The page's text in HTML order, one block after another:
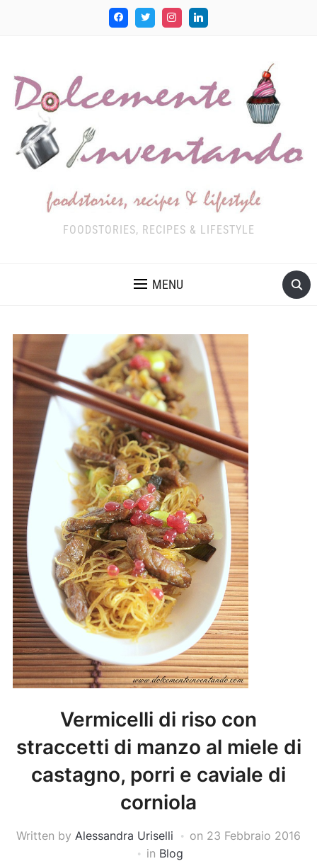
FOODSTORIES, RECIPES & LIFESTYLE
MENU
Vermicelli di riso con
straccetti di manzo al miele di
castagno, porri e caviale di
corniola
Written by Alessandra Uriselli on 23 Febbraio 2016
in Blog